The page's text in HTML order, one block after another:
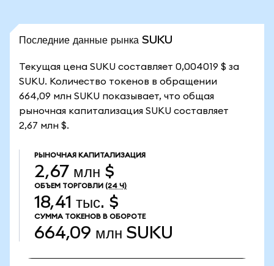
Последние данные рынка SUKU
Текущая цена SUKU составляет 0,004019 $ за
SUKU. Количество токенов в обращении
664,09 млн SUKU показывает, что общая
рыночная капитализация SUKU составляет
2,67 млн $.
РЫНОЧНАЯ КАПИТАЛИЗАЦИЯ
2,67 млн $
ОБЪЕМ ТОРГОВЛИ (24 Ч)
18,41 тыс. $
СУММА ТОКЕНОВ В ОБОРОТЕ
664,09 млн SUKU